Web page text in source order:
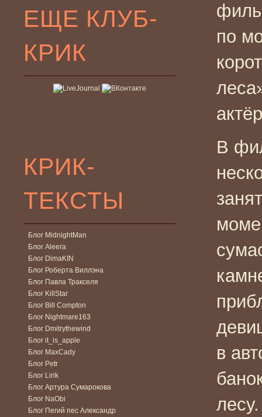
ЕЩЕ КЛУБ-
КРИК
КРИК-
ТЕКСТЫ
Блог MidnightMan
Блог Aleera
Блог DimaKIN
Блог Роберта Виллэна
Блог Павла Тракселя
Блог KillStar
Блог Bill Compton
Блог Nightmare163
Блог Dmitrythewind
Блог it_is_apple
Блог MaxCady
Блог Petr
Блог Lirik
Блог Артура Сумарокова
Блог NaObi
Блог Пегий пес Александр
по
В
в